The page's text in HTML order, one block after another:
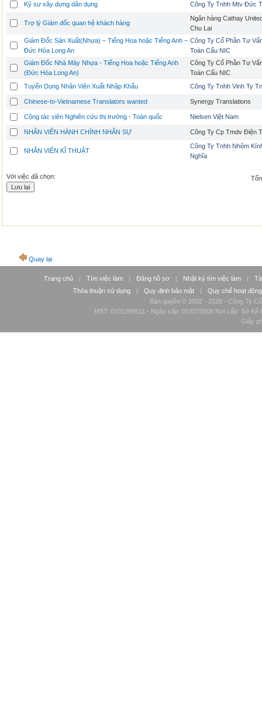
Kỹ sư xây dựng dân dụng Công Ty Tnhh Mtv Đức
Trợ lý Giám đốc quan hệ khách hàng
Ngân hàng Cathay
Chu Lai
Giám Đốc Sản Xuất(Nhựa) – Tiếng Hoa hoặc Tiếng Anh –
Đức Hòa Long An
Công Ty Cổ Phần Tư
Toàn Cấu NIC
Giám Đốc Nhà Máy Nhựa - Tiếng Hoa hoặc Tiếng Anh
(Đức Hòa Long An)
Công Ty Cổ Phần Tư
Toàn Cấu NIC
Tuyển Dụng Nhân Viên Xuất Nhập Khẩu
Công Ty Tnhh Vinh Ty
Chinese-to-Vietnamese Translators wanted Synergy Translations
Cộng tác viên Nghiên cứu thị trường - Toàn quốc Nielsen Việt Nam
NHÂN VIÊN HÀNH CHÍNH NHÂN SỰ Công Ty Cp Tmdv Điện
NHÂN VIÊN KĨ THUẬT
Công Ty Tnhh Nhôm
Nghĩa
Với việc đã chọn:
Quay lại
Trang chủ | Tìm việc làm | Đăng hồ sơ | Nhật ký tìm việc làm |
Thỏa thuận sử dụng
| Quy định bảo mật |
Quy chế hoạt động
Bản quyền © 2002 - 2026 - Công Ty
MST: 0101269511 - Ngày cấp: 01/07/2008 Nơi cấp: Sở
Giấy